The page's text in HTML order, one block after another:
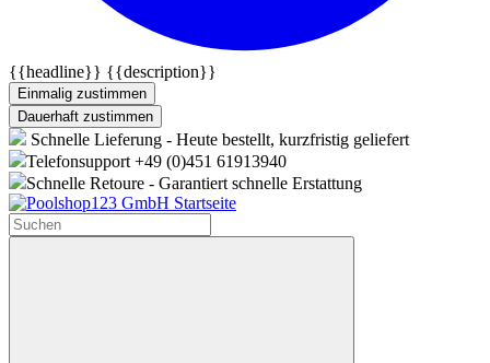
{{headline}} {{description}}
Einmalig zustimmen
Dauerhaft zustimmen
Schnelle Lieferung - Heute bestellt, kurzfristig geliefert
Telefonsupport +49 (0)451 61913940
Schnelle Retoure - Garantiert schnelle Erstattung